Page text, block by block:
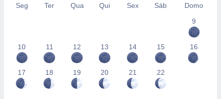
Seg Ter Qua Qui Sex Sáb
Domo
9
10 11 12 13 14 15 16
17 18 19 20 21 22